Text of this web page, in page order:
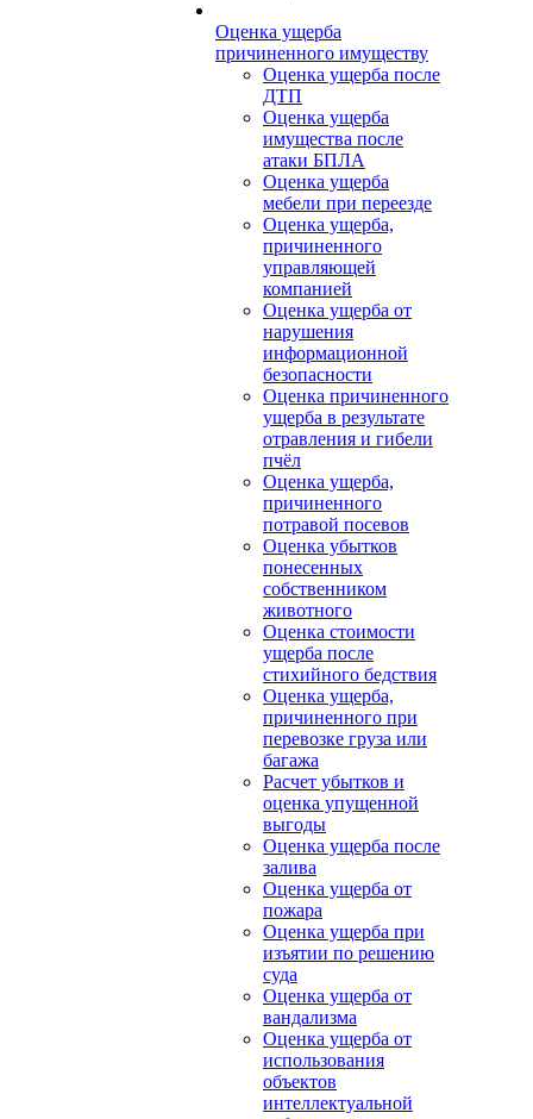
Оценка ущерба
причиненного имуществу
Оценка ущерба после
ДТП
Оценка ущерба
имущества после
атаки БПЛА
Оценка ущерба
мебели при переезде
Оценка ущерба,
причиненного
управляющей
компанией
Оценка ущерба от
нарушения
информационной
безопасности
Оценка причиненного
ущерба в результате
отравления и гибели
пчёл
Оценка ущерба,
причиненного
потравой посевов
Оценка убытков
понесенных
собственником
животного
Оценка стоимости
ущерба после
стихийного бедствия
Оценка ущерба,
причиненного при
перевозке груза или
багажа
Расчет убытков и
оценка упущенной
выгоды
Оценка ущерба после
залива
Оценка ущерба от
пожара
Оценка ущерба при
изъятии по решению
суда
Оценка ущерба от
вандализма
Оценка ущерба от
использования
объектов
интеллектуальной